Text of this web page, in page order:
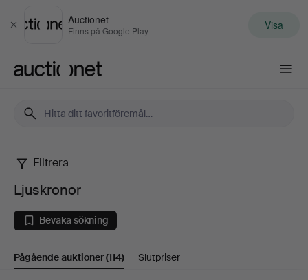
Stäng
Auctionet
Finns på Google Play Visa
Ljuskronor
Filtrera
Ljuskronor
Bevaka sökning
Pågående auktioner(114) Slutpriser